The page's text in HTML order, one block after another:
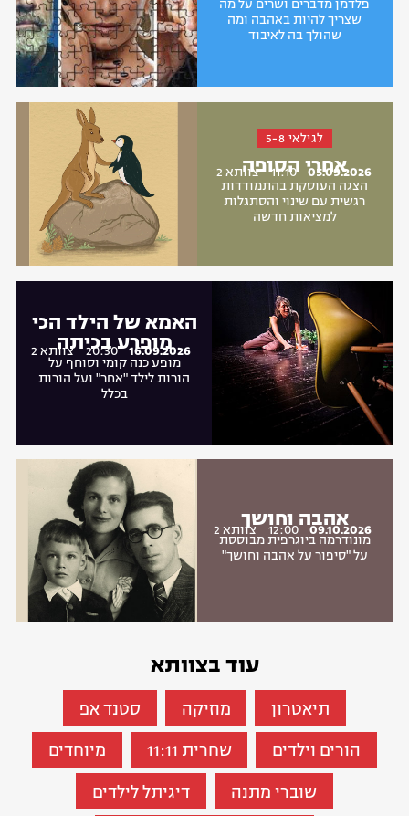
פלדמן מדברים ושרים על מה
שצריך להיות באהבה ומה
שהולך בה לאיבוד
לגילאי 5-8
אחרי הסופה
הצגה העוסקת בהתמודדות
רגשית עם שינוי והסתגלות
למציאות חדשה
05.09.2026
11:10 צוותא 2
האמא של הילד הכי
מופרע בכיתה
מופע כנה קומי וסוחף על
הורות לילד "אחר" ועל הורות
בכלל
16.09.2026
20:30 צוותא 2
אהבה וחושך
מונודרמה ביוגרפית מבוססת
על "סיפור על אהבה וחושך"
09.10.2026
12:00 צוותא 2
עוד בצוותא
תיאטרון מוזיקה סטנד אפ
הורים וילדים שחרית 11:11 מיוחדים
שוברי מתנה דיגיתל לילדים